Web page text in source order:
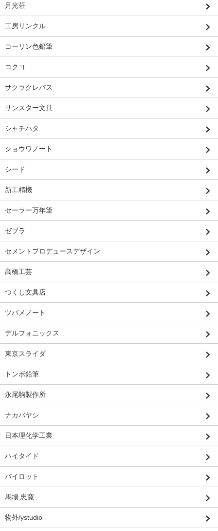
月光荘
工房リンクル
コーリン色鉛筆
コクヨ
サクラクレパス
サンスター文具
シャチハタ
ショウワノート
シード
新工精機
セーラー万年筆
ゼブラ
セメントプロデュースデザイン
高橋工芸
つくし文具店
ツバメノート
デルフォニックス
東京スライダ
トンボ鉛筆
永尾駒製作所
ナカバヤシ
日本理化学工業
ハイタイド
パイロット
馬場 忠寛
物外/ystudio